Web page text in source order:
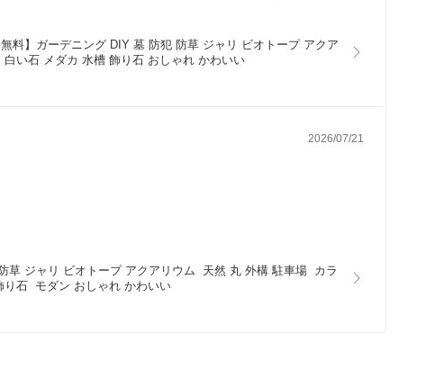
料】ガーデニング DIY 墓 防犯 防草 ジャリ ビオトープ アクア
い石 メダカ 水槽 飾り石 おしゃれ かわいい
2026/07/21
ジャリ ビオトープ アクアリウム  天然 丸 外構 駐車場  カラ
石  モダン おしゃれ かわいい